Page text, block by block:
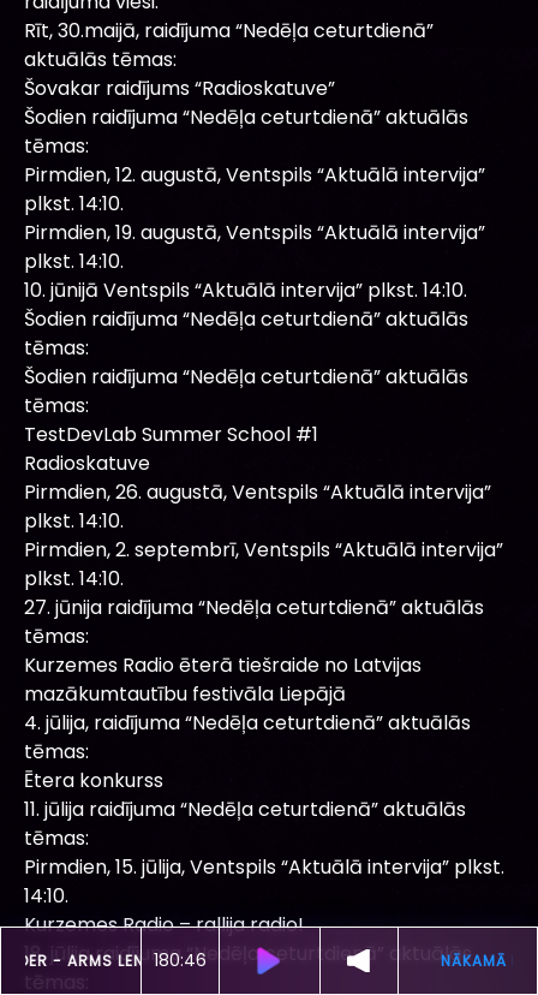
ŠOBRĪD SKANSAM FENDER - ARMS LENGTH
180:43
Rīt, 30.maijā, raidījuma “Nedēļa ceturtdienā”
aktuālās tēmas:
Šovakar raidījums “Radioskatuve”
Šodien raidījuma “Nedēļa ceturtdienā” aktuālās
tēmas:
Pirmdien, 12. augustā, Ventspils “Aktuālā intervija”
plkst. 14:10.
Pirmdien, 19. augustā, Ventspils “Aktuālā intervija”
plkst. 14:10.
10. jūnijā Ventspils “Aktuālā intervija” plkst. 14:10.
Šodien raidījuma “Nedēļa ceturtdienā” aktuālās
tēmas:
Šodien raidījuma “Nedēļa ceturtdienā” aktuālās
tēmas:
TestDevLab Summer School #1
Radioskatuve
Pirmdien, 26. augustā, Ventspils “Aktuālā intervija”
plkst. 14:10.
Pirmdien, 2. septembrī, Ventspils “Aktuālā intervija”
plkst. 14:10.
27. jūnija raidījuma “Nedēļa ceturtdienā” aktuālās
tēmas:
Kurzemes Radio ēterā tiešraide no Latvijas
mazākumtautību festivāla Liepājā
4. jūlija, raidījuma “Nedēļa ceturtdienā” aktuālās
tēmas:
Ētera konkurss
11. jūlija raidījuma “Nedēļa ceturtdienā” aktuālās
tēmas:
Pirmdien, 15. jūlija, Ventspils “Aktuālā intervija” plkst.
14:10.
Kurzemes Radio – rallija radio!
18. jūlija raidījuma “Nedēļa ceturtdienā” aktuālās
tēmas: